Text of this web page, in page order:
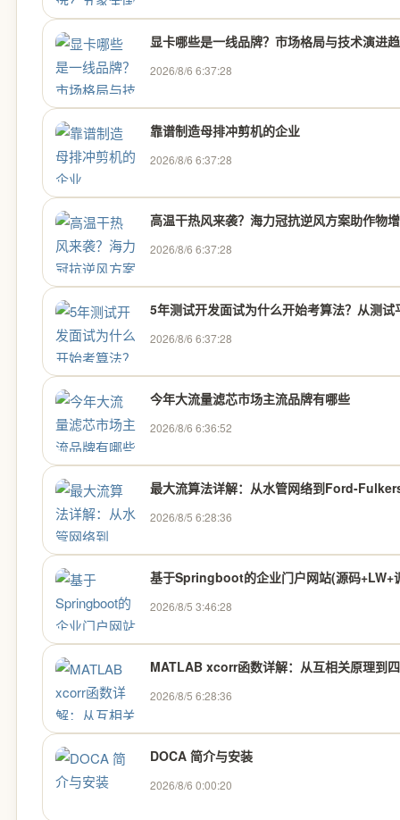
显卡哪些是一线品牌？市场格局与技术演进
2026/8/6 6:37:28
靠谱制造母排冲剪机的企业
2026/8/6 6:37:28
高温干热风来袭？海力冠抗逆风方案助作物
2026/8/6 6:37:28
5年测试开发面试为什么开始考算法？从测
2026/8/6 6:37:28
今年大流量滤芯市场主流品牌有哪些
2026/8/6 6:36:52
最大流算法详解：从水管网络到Ford-
2026/8/5 6:28:36
基于Springboot的企业门户网站(源码+LW+
2026/8/5 3:46:28
MATLAB xcorr函数详解：从互相关原理到
2026/8/5 6:28:36
DOCA 简介与安装
2026/8/6 0:00:20